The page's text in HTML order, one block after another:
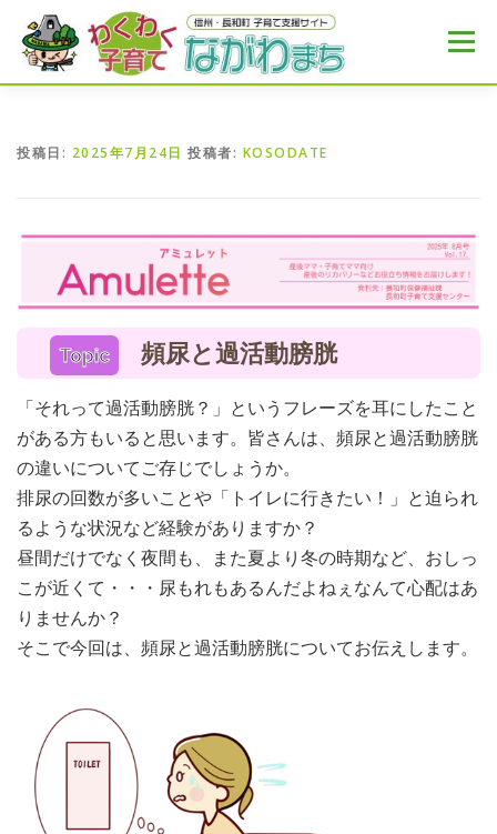
メニュー
投稿日: 2025年7月24日 投稿者: KOSODATE
Topic 頻尿と過活動膀胱
「それって過活動膀胱？」というフレーズを耳にしたこと
がある方もいると思います。皆さんは、頻尿と過活動膀胱
の違いについてご存じでしょうか。
排尿の回数が多いことや「トイレに行きたい！」と迫られ
るような状況など経験がありますか？
昼間だけでなく夜間も、また夏より冬の時期など、おしっ
こが近くて・・・尿もれもあるんだよねぇなんて心配はあ
りませんか？
そこで今回は、頻尿と過活動膀胱についてお伝えします。